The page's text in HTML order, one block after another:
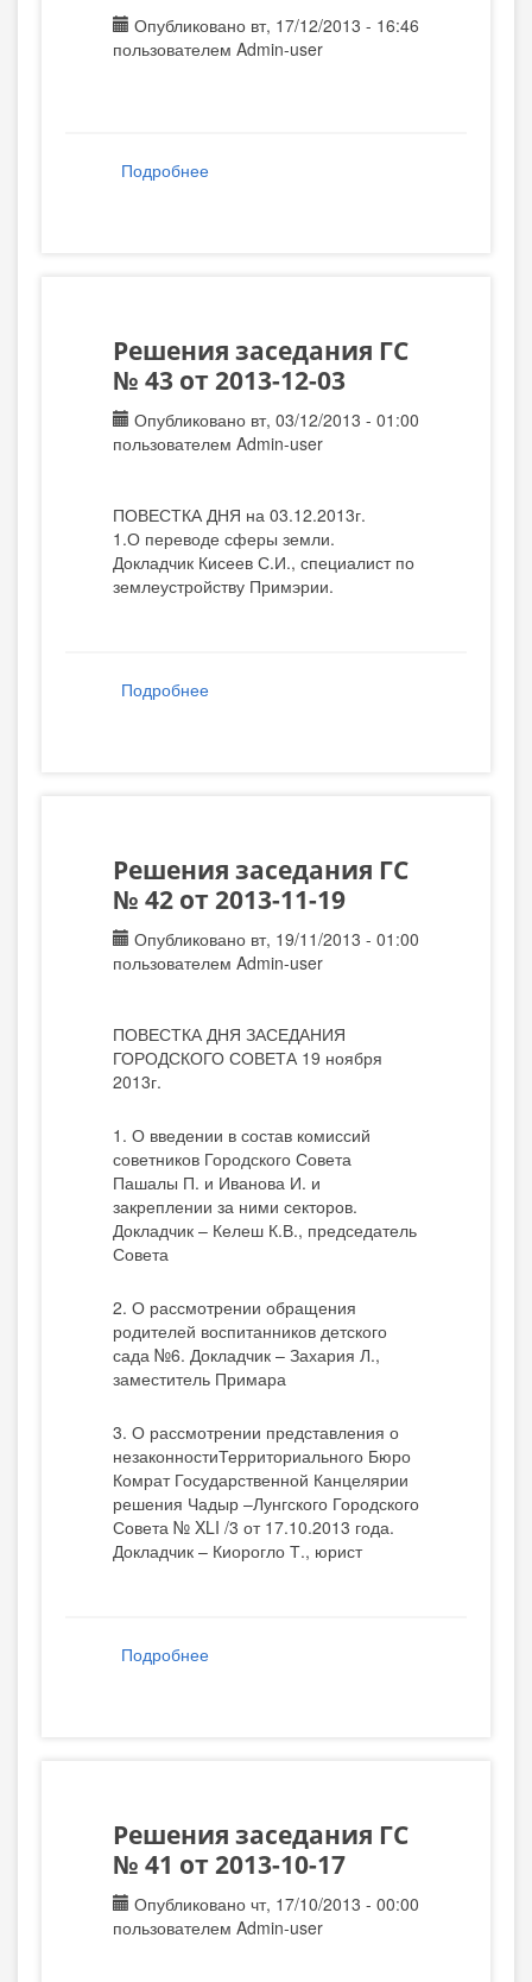
Опубликовано вт, 17/12/2013 - 16:46
пользователем Admin-user
Подробнее
Решения заседания ГС
№ 43 от 2013-12-03
Опубликовано вт, 03/12/2013 - 01:00
пользователем Admin-user
ПОВЕСТКА ДНЯ на 03.12.2013г.
1.О переводе сферы земли.
Докладчик Кисеев С.И., специалист по
землеустройству Примэрии.
Подробнее
Решения заседания ГС
№ 42 от 2013-11-19
Опубликовано вт, 19/11/2013 - 01:00
пользователем Admin-user
ПОВЕСТКА ДНЯ ЗАСЕДАНИЯ
ГОРОДСКОГО СОВЕТА 19 ноября
2013г.
1. О введении в состав комиссий
советников Городского Совета
Пашалы П. и Иванова И. и
закреплении за ними секторов.
Докладчик – Келеш К.В., председатель
Совета
2. О рассмотрении обращения
родителей воспитанников детского
сада №6. Докладчик – Захария Л.,
заместитель Примара
3. О рассмотрении представления о
незаконностиТерриториального Бюро
Комрат Государственной Канцелярии
решения Чадыр –Лунгского Городского
Совета № XLI /3 от 17.10.2013 года.
Докладчик – Киорогло Т., юрист
Подробнее
Решения заседания ГС
№ 41 от 2013-10-17
Опубликовано чт, 17/10/2013 - 00:00
пользователем Admin-user